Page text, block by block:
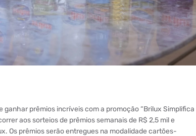
prêmios incríveis com a promoção “Brilux Simplifica
aos sorteios de prêmios semanais de R$ 2,5 mil e
Os prêmios serão entregues na modalidade cartões-